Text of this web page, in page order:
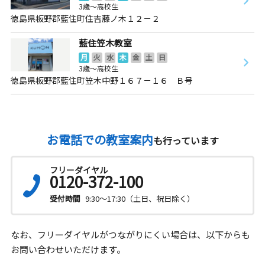
3歳～高校生
徳島県板野郡藍住町住吉藤ノ木１２－２
藍住笠木教室
月 火 水 木 金 土
日
3歳～高校生
徳島県板野郡藍住町笠木中野１６７－１６ Ｂ号
お電話での教室案内も行っています
フリーダイヤル
0120-372-100
受付時間 9:30～17:30（土日、祝日除く）
なお、フリーダイヤルがつながりにくい場合は、以下からも
お問い合わせいただけます。